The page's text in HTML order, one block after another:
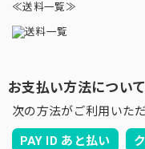
≪送料一覧≫
お支払い方法について
次の方法がご利用いただ
PAY ID あと払い